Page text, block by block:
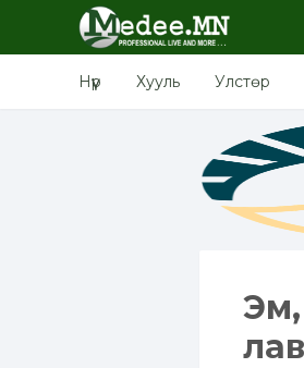
Нүүр Хууль Улстөр
Эм,